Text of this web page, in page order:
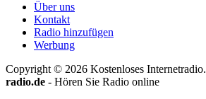
Über uns
Kontakt
Radio hinzufügen
Werbung
Copyright © 2026 Kostenloses Internetradio.
radio.de - Hören Sie Radio online